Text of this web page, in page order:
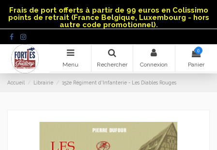
Frais de port offerts à partir de 99 euros en Colissimo
points de retrait (France Belgique, Luxembourg - hors
autre code promotionnel).
Menu Rechercher Connexion
0
Panier
Accueil Librairie 152e Régiment d'Infanterie - Les Diables Rouges